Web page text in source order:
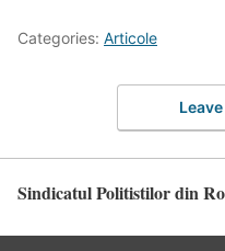
Categories: Articole
Sindicatul Politistilor din